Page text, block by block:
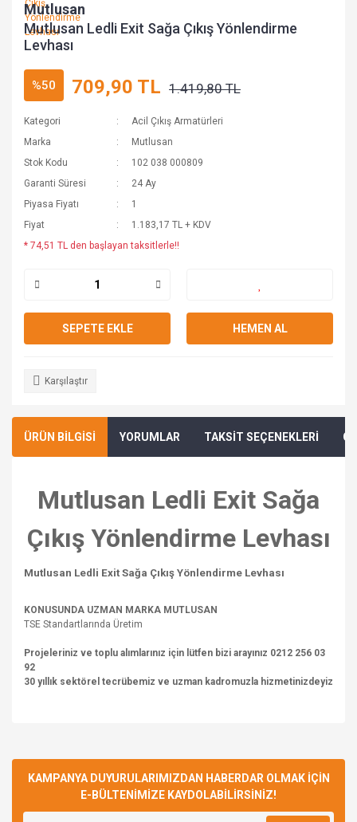
Mutlusan
Mutlusan Ledli Exit Sağa Çıkış Yönlendirme
Levhası
%50 709,90 TL 1.419,80 TL
Kategori
Acil Çıkış Armatürleri
Marka
Mutlusan
Stok Kodu
102 038 000809
Garanti Süresi
24 Ay
Piyasa Fiyatı
1
Fiyat
1.183,17 TL + KDV
* 74,51 TL den başlayan taksitlerle!!
SEPETE EKLE HEMEN AL
Karşılaştır
ÜRÜN BİLGİSİ YORUMLAR TAKSİT SEÇENEKLERİ
Mutlusan Ledli Exit Sağa
Çıkış Yönlendirme Levhası
Mutlusan Ledli Exit Sağa Çıkış Yönlendirme Levhası
KONUSUNDA UZMAN MARKA MUTLUSAN
TSE Standartlarında Üretim
Projeleriniz ve toplu alımlarınız için lütfen bizi arayınız 0212 256 03
92
30 yıllık sektörel tecrübemiz ve uzman kadromuzla hizmetinizdeyiz
Yorum Yaz
kullanarak tarafımıza iletebilirsiniz.
Görüş ve önerileriniz için teşekkür ederiz.
Ürün resmi kalitesiz, bozuk veya görüntülenemiyor.
KAMPANYA DUYURULARIMIZDAN HABERDAR OLMAK İÇİN
E-BÜLTENİMİZE KAYDOLABİLİRSİNİZ!